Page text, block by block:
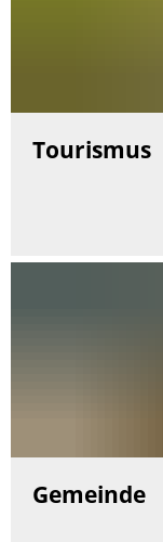
Tourismus
Gemeinde